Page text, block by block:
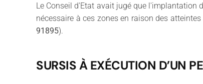
Le Conseil d'Etat avait jugé que l'implantation
nécessaire à ces zones en raison des
91895).
SURSIS À EXÉCUTION D’UN